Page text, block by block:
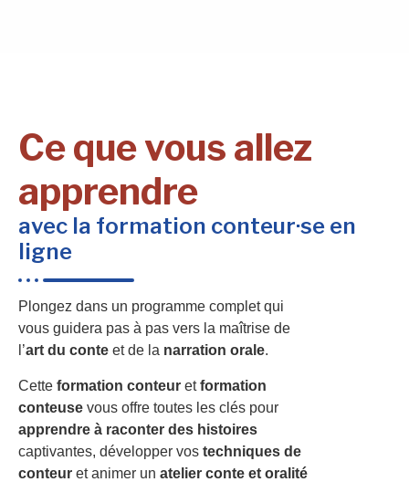
Ce que vous allez
apprendre
avec la formation conteur·se en
ligne
Plongez dans un programme complet qui
vous guidera pas à pas vers la maîtrise de
l’art du conte et de la narration orale.
Cette formation conteur etformation
conteuse vous offre toutes les clés pour
apprendre à raconter des histoires
captivantes, développer vos techniques de
conteur et animer un atelier conte et oralité